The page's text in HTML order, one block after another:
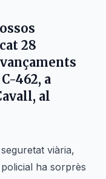
28
462, a
al
viària,
ha sorprès